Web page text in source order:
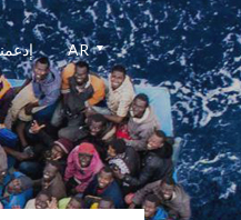
AR